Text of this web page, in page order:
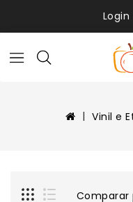
Login
Vinil e